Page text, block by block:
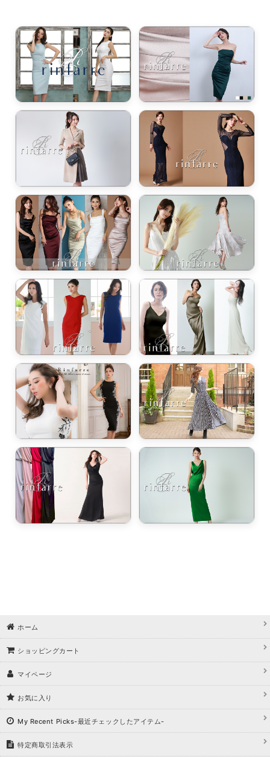
ホーム
ショッピングカート
マイページ
お気に入り
My Recent Picks-最近チェックしたアイテム-
特定商取引法表示